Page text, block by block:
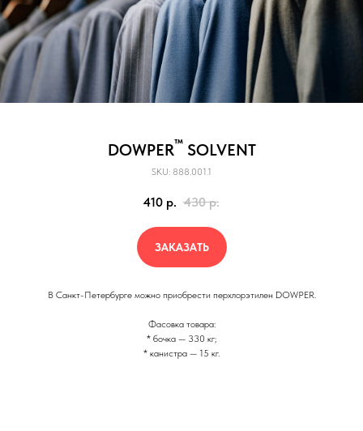
DOWPER™SOLVENT
SKU: 888.001.1
410 р. 430 р.
ЗАКАЗАТЬ
В Санкт-Петербурге можно приобрести перхлорэтилен DOWPER.
Фасовка товара:
* бочка — 330 кг;
* канистра — 15 кг.